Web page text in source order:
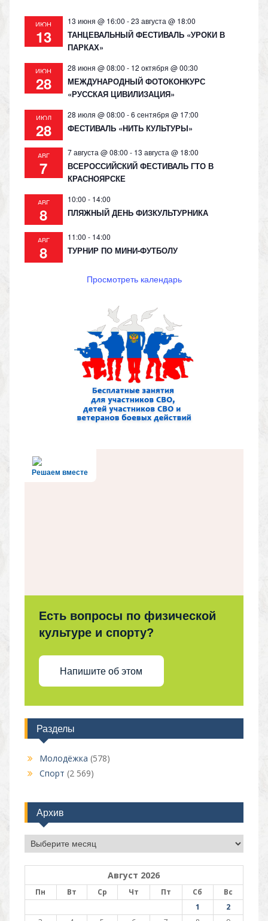
ИЮН
13
13 июня @ 16:00 -23 августа @ 18:00
ТАНЦЕВАЛЬНЫЙ ФЕСТИВАЛЬ «УРОКИ В
ПАРКАХ»
ИЮН
28
28 июня @ 08:00 - 12 октября @ 00:30
МЕЖДУНАРОДНЫЙ ФОТОКОНКУРС
«РУССКАЯ ЦИВИЛИЗАЦИЯ»
ИЮЛ
28
28 июля @ 08:00 -6 сентября @ 17:00
ФЕСТИВАЛЬ «НИТЬ КУЛЬТУРЫ»
АВГ
7
7 августа @ 08:00 - 13 августа @ 18:00
ВСЕРОССИЙСКИЙ ФЕСТИВАЛЬ ГТО В
КРАСНОЯРСКЕ
АВГ
8
10:00 - 14:00
ПЛЯЖНЫЙ ДЕНЬ ФИЗКУЛЬТУРНИКА
АВГ
8
11:00 - 14:00
ТУРНИР ПО МИНИ-ФУТБОЛУ
Просмотреть календарь
Решаем вместе
Есть вопросы по физической
культуре и спорту?
Напишите об этом
Разделы
Молодёжка (578)
Спорт (2 569)
Архив
Архив
Август 2026
Пн Вт Ср Чт Пт Сб
Вс
1
2